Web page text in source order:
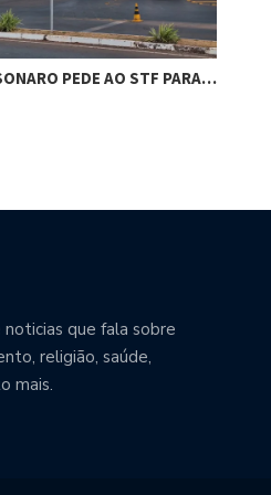
DIALOGA COM UFAL E…
que fala sobre
religião, saúde,
mais.